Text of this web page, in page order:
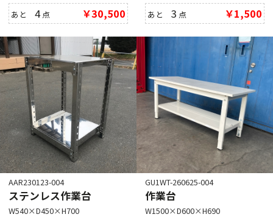
あと4点 ￥30,500
あと3 点 ￥1,500
AAR230123-004
ステンレス作業台
W540×D450×H700
GU1WT-260625-004
作業台
W1500×D600×H690